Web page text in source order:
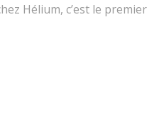
Hélium, c’est le premier